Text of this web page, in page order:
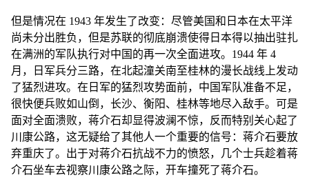
但是情况在 1943 年发生了改变：尽管美国和日本在太平洋
尚未分出胜负，但是苏联的彻底崩溃使得日本得以抽出驻扎
在满洲的军队执行对中国的再一次全面进攻。1944 年 4
月，日军兵分三路，在北起潼关南至桂林的漫长战线上发动
了猛烈进攻。在日军的猛烈攻势面前，中国军队准备不足，
很快便兵败如山倒，长沙、衡阳、桂林等地尽入敌手。可是
面对全面溃败，蒋介石却显得波澜不惊，反而特别关心起了
川康公路，这无疑给了其他人一个重要的信号：蒋介石要放
弃重庆了。出于对蒋介石抗战不力的愤怒，几个士兵趁着蒋
介石坐车去视察川康公路之际，开车撞死了蒋介石。